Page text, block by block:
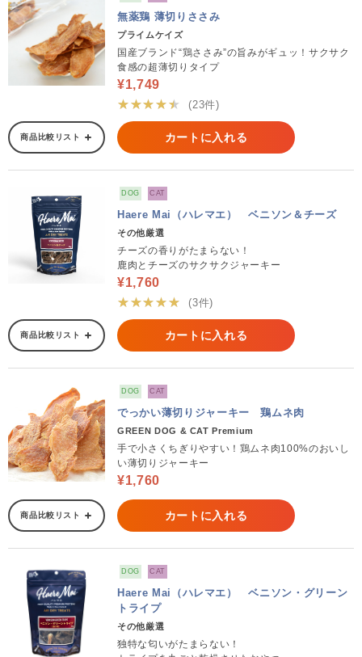
無薬鶏 薄切りささみ
プライムケイズ
国産ブランド“鶏ささみ”の旨みがギュッ！サクサク
食感の超薄切りタイプ
¥1,749
★★★★★
(23件)
商品比較リスト カートに入れる
DOG CAT
Haere Mai（ハレマエ） ベニソン＆チーズ
その他厳選
チーズの香りがたまらない！
鹿肉とチーズのサクサクジャーキー
¥1,760
★★★★★
(3件)
商品比較リスト カートに入れる
DOG CAT
でっかい薄切りジャーキー 鶏ムネ肉
GREEN DOG & CAT Premium
手で小さくちぎりやすい！鶏ムネ肉100%のおいし
い薄切りジャーキー
¥1,760
商品比較リスト カートに入れる
DOG CAT
Haere Mai（ハレマエ） ベニソン・グリーン
トライプ
その他厳選
独特な匂いがたまらない！